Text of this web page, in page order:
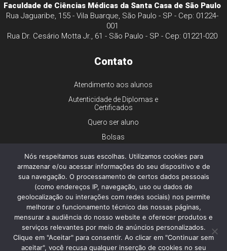
Faculdade de Ciências Médicas da Santa Casa de São Paulo
Rua Jaguaribe, 155 - Vila Buarque, São Paulo - SP - Cep: 01224-
001
Rua Dr. Cesário Motta Jr., 61 - São Paulo - SP - Cep: 01221-020
Contato
Atendimento aos alunos
Autenticidade de Diplomas e
Certificados
Quero ser aluno
Bolsas
Trabalhe conosco
Imprensa
Ouvidoria
Dúvidas gerais
© 2026 - Faculdade de Ciências Médicas da Santa Casa de São
Nós respeitamos suas escolhas. Utilizamos cookies para
armazenar e/ou acessar informações do seu dispositivo e de
sua navegação. O processamento de certos dados pessoais
(como endereços IP, navegação, uso ou dados de
geolocalização ou interações com redes sociais) nos permite
melhorar o funcionamento técnico das nossas páginas,
mensurar a audiência do nosso website e oferecer produtos e
serviços relevantes por meio de anúncios personalizados.
Clique em "Aceitar" para consentir. Ao clicar em "Continuar sem
aceitar", você recusa qualquer inserção de cookies no seu